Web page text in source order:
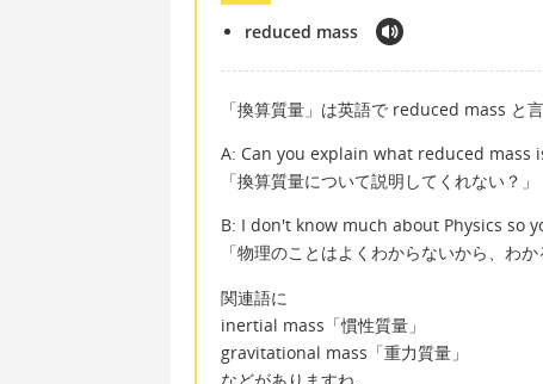
reduced mass
「換算質量」は英語で reduced mass と言
A: Can you explain what reduced mass
「換算質量について説明してくれない？」
B: I don't know much about Physics so
「物理のことはよくわからないから、わ
関連語に
inertial mass「慣性質量」
gravitational mass「重力質量」